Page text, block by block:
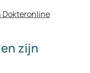
Dokteronline
zijn